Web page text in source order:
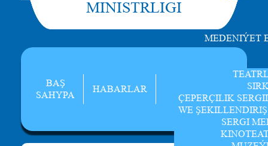
MINISTRLIGI
BAŞ
SAHYPA
HABARLAR
MEDENIÝET
ÇEPERÇILIK
WE
SERGI